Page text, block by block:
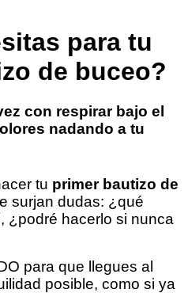
para tu
de buceo?
con respirar bajo el
nadando a tu
tu primer bautizo de
surjan dudas: ¿qué
¿podré hacerlo si nunca
para que llegues al
posible, como si ya